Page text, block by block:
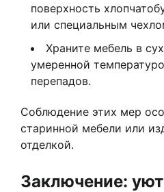
поверхность
или специальным
Храните мебель в
умеренной
перепадов.
Соблюдение этих мер
старинной мебели или
отделкой.
Заключение: